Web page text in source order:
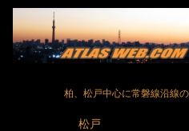
柏、松戸中心に常磐線沿線
松戸